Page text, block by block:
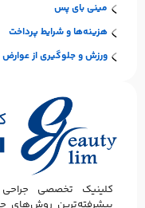
مینی بای پس
هزینه‌ها و شرایط پرداخت
ورزش و جلوگیری از عوارض
کلینیک تخصصی جراحی